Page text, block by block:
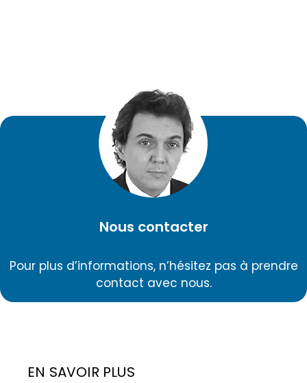
Nous contacter
Pour plus d’informations, n’hésitez pas à prendre
contact avec nous.
EN SAVOIR PLUS